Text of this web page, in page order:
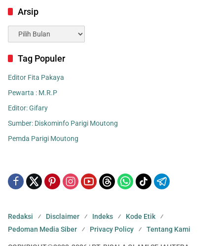
Arsip
Arsip
Tag Populer
Editor Fita Pakaya
Pewarta : M.R.P
Editor: Gifary
Sumber: Diskominfo Parigi Moutong
Pemda Parigi Moutong
Redaksi Disclaimer Indeks
Kode Etik
Pedoman Media Siber
Privacy Policy Tentang Kami